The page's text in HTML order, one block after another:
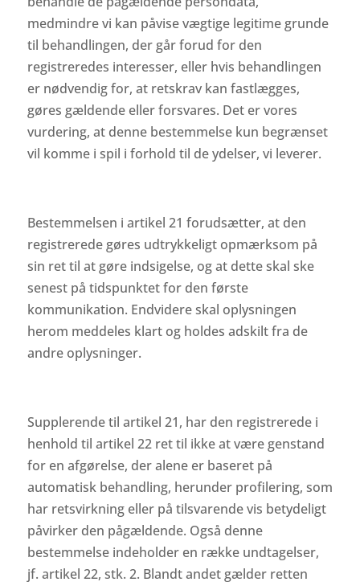
medmindre vi kan påvise vægtige legitime grunde
til behandlingen, der går forud for den
registreredes interesser, eller hvis behandlingen
er nødvendig for, at retskrav kan fastlægges,
gøres gældende eller forsvares. Det er vores
vurdering, at denne bestemmelse kun begrænset
vil komme i spil i forhold til de ydelser, vi leverer.
Bestemmelsen i artikel 21 forudsætter, at den
registrerede gøres udtrykkeligt opmærksom på
sin ret til at gøre indsigelse, og at dette skal ske
senest på tidspunktet for den første
kommunikation. Endvidere skal oplysningen
herom meddeles klart og holdes adskilt fra de
andre oplysninger.
Supplerende til artikel 21, har den registrerede i
henhold til artikel 22 ret til ikke at være genstand
for en afgørelse, der alene er baseret på
automatisk behandling, herunder profilering, som
har retsvirkning eller på tilsvarende vis betydeligt
påvirker den pågældende. Også denne
bestemmelse indeholder en række undtagelser,
jf. artikel 22, stk. 2. Blandt andet gælder retten